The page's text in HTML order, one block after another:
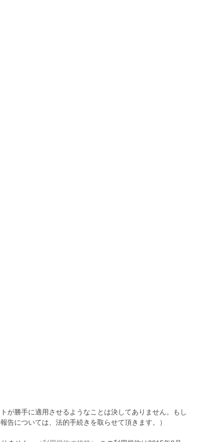
が勝手に適用させるようなことは決してありません。もし
告については、法的手続きを取らせて頂きます。）